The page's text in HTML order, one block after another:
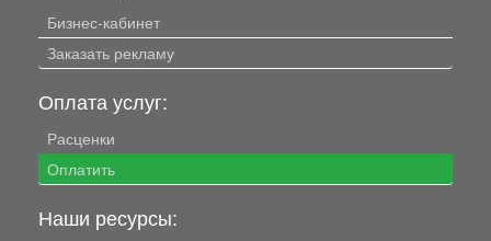
Бизнес-кабинет
Заказать рекламу
Оплата услуг:
Расценки
Оплатить
Наши ресурсы: